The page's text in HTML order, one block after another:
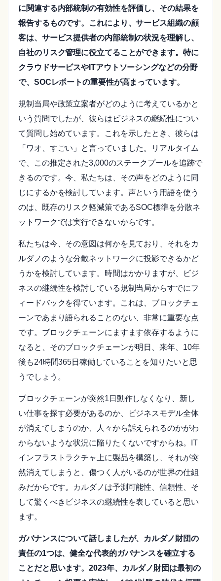
に関連する内部統制の有効性を評価し、その結果を
報告するものです。これにより、サービス組織の顧
客は、サービス提供者の内部統制の状況を理解し、
自社のリスク管理に役立てることができます。特に
クラウドサービスやITアウトソーシングなどの分野
で、SOCレポートの重要性が高まっています。
規制当局や政策立案者がどのように考えているかと
いう質問でしたが、彼らはビジネスの継続性につい
て質問し始めています。これを示したとき、彼らは
「ワオ、すごい」と言っていました。リアルタイム
で、この推定された3,000のステークプールを追跡で
きるのです。今、私たちは、その声をどのように同
じにするかを検討しています。声という用語を使う
のは、既存のリスク軽減策であるSOC標準を分散ネ
ットワークでは実行できないからです。
私たちは今、その意図は何かを見ており、それをカ
ルダノのような分散ネットワークに投影できるかど
うかを検討しています。時間はかかりますが、ビジ
ネスの継続性を検討している規制当局からすでにフ
ィードバックを得ています。これは、ブロックチェ
ーンであまり語られることのない、非常に重要な点
です。ブロックチェーンにますます依存するように
なると、そのブロックチェーンが明日、来年、10年
後も24時間365日稼働していることを知りたいと思
うでしょう。
ブロックチェーンが突然1日動作しなくなり、新し
い仕事を探す必要があるのか、ビジネスモデル全体
が消えてしまうのか、人々から訴えられるのかがわ
からないような状況に陥りたくないですからね。IT
インフラストラクチャ上に製品を構築し、それが突
然消えてしまうと、傷つく人がいるのが世界の仕組
みだからです。カルダノは予測可能性、信頼性、そ
して驚くべきビジネスの継続性を表していると思い
ます。
ガバナンスについて話しましたが、カルダノ財団の
責任の1つは、健全な代表的ガバナンスを確立する
ことだと思います。2023年、カルダノ財団は最初の